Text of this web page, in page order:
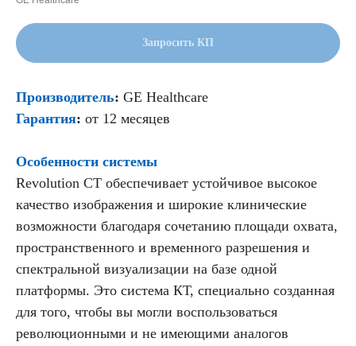
Запросить КП
Производитель: GE Healthcare
Гарантия: от 12 месяцев
Особенности системы
Revolution CT обеспечивает устойчивое высокое
качество изображения и широкие клинические
возможности благодаря сочетанию площади охвата,
пространственного и временного разрешения и
спектральной визуализации на базе одной
платформы. Это система КТ, специально созданная
для того, чтобы вы могли воспользоваться
революционными и не имеющими аналогов